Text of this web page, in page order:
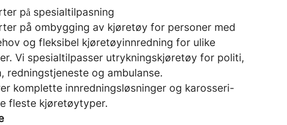
på spesialtilpasning
på ombygging av kjøretøy for personer med
og fleksibel kjøretøyinnredning for ulike
Vi spesialtilpasser utrykningskjøretøy for politi,
redningstjeneste og ambulanse.
komplette innredningsløsninger og karosseri-
fleste kjøretøytyper.